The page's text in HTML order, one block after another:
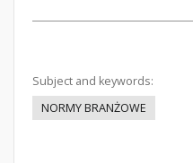
Subject and keywords:
NORMY BRANŻOWE